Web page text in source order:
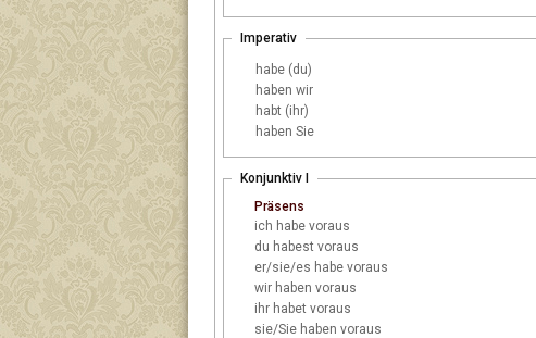
Imperativ
habe (du)
haben wir
habt (ihr)
haben Sie
Konjunktiv I
Präsens
ich habe voraus
du habest voraus
er/sie/es habe voraus
wir haben voraus
ihr habet voraus
sie/Sie haben voraus